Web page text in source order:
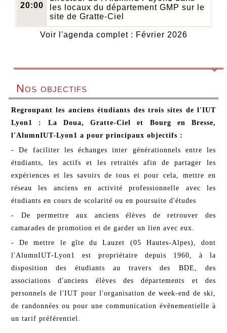
20:00
les locaux du département GMP sur le
site de Gratte-Ciel
Voir l'agenda complet : Février 2026

Nos objectifs
Regroupant les anciens étudiants des trois sites de l'IUT
Lyon1 : La Doua, Gratte-Ciel et Bourg en Bresse,
l'AlumnIUT-Lyon1 a pour principaux objectifs :
- De faciliter les échanges inter générationnels entre les
étudiants, les actifs et les retraités afin de partager les
expériences et les savoirs de tous et pour cela, mettre en
réseau les anciens en activité professionnelle avec les
étudiants en cours de scolarité ou en poursuite d'études
- De permettre aux anciens élèves de retrouver des
camarades de promotion et de garder un lien avec eux.
- De mettre le gîte du Lauzet (05 Hautes-Alpes), dont
l'AlumnIUT-Lyon1 est propriétaire depuis 1960, à la
disposition des étudiants au travers des BDE, des
associations d'anciens élèves des départements et des
personnels de l'IUT pour l'organisation de week-end de ski,
de randonnées ou pour une communication évènementielle à
un tarif préférentiel.